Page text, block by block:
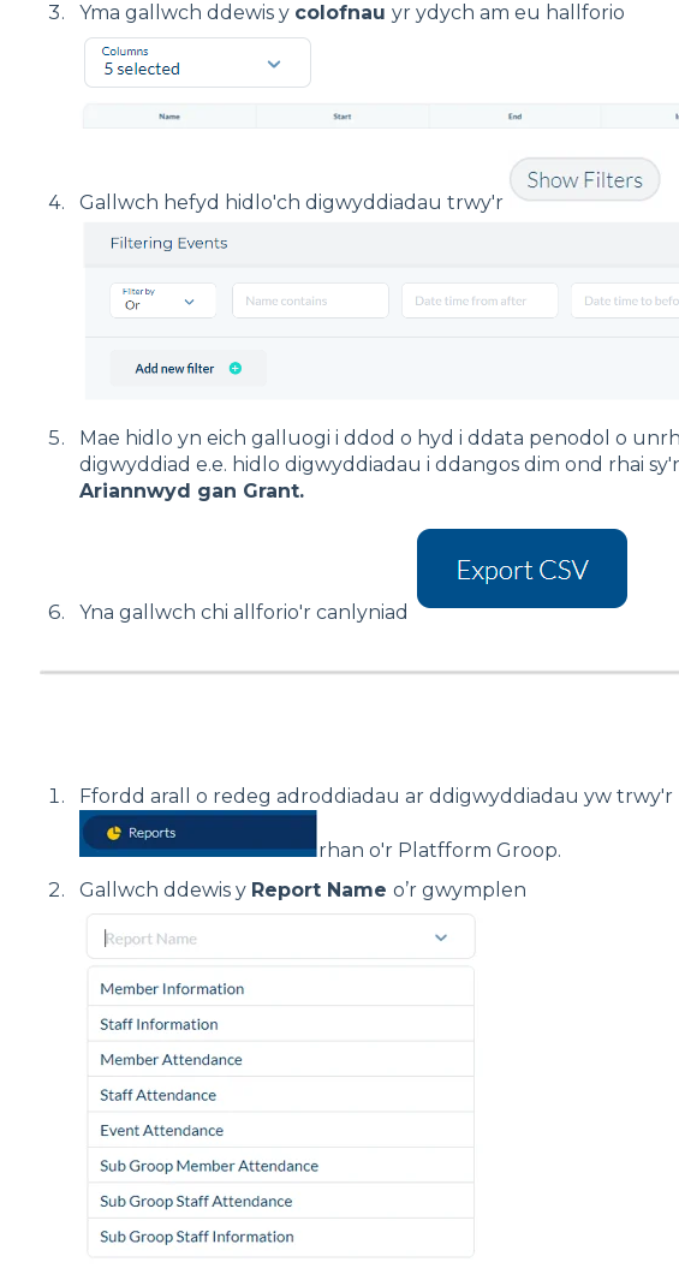
Yma gallwch ddewis y colofnau yr ydych am eu hallforio
Gallwch hefyd hidlo'ch digwyddiadau trwy'r
Mae hidlo yn eich galluogi i ddod o hyd i ddata penodol o
digwyddiad e.e. hidlo digwyddiadau i ddangos dim ond rhai
Ariannwyd gan Grant.
Yna gallwch chi allforio'r canlyniad
Ffordd arall o redeg adroddiadau ar ddigwyddiadau yw trwy'r
rhan o'r Platfform Groop.
Gallwch ddewis y Report Name o’r gwymplen